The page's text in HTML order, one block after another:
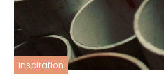
inspiration